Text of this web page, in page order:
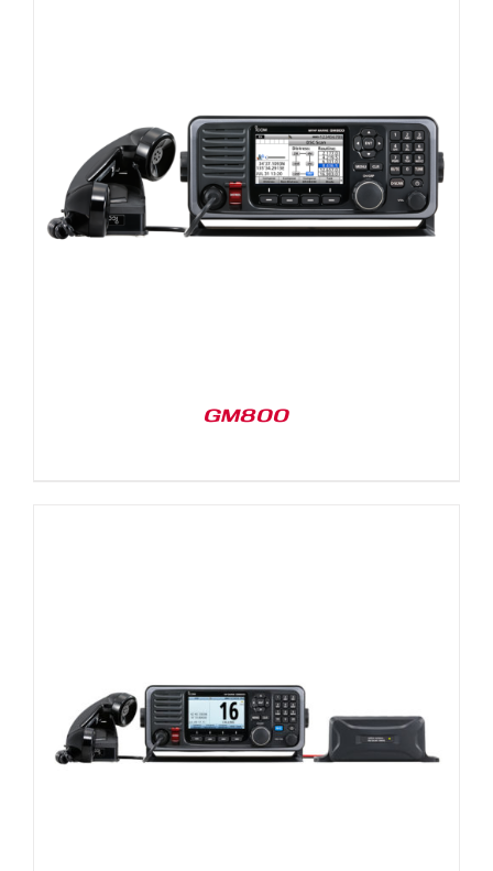
GM800